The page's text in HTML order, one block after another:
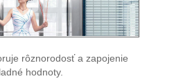
rôznorodosť a zapojenie
hodnoty.